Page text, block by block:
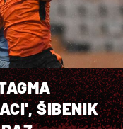
ŠIBENIK